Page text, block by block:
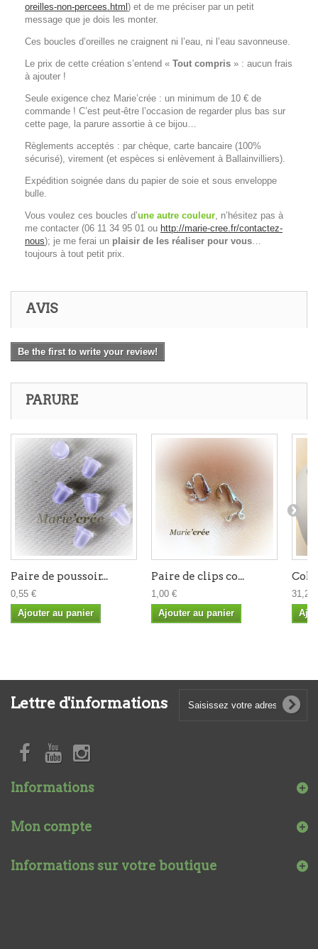
oreilles-non-percees.html ) et de me préciser par un petit
message que je dois les monter.
Ces boucles d’oreilles ne craignent ni l’eau, ni l’eau savonneuse.
Le prix de cette création s’entend « Tout compris » : aucun frais
à ajouter !
Seule exigence chez Marie’crée : un minimum de 10 € de
commande ! C’est peut-être l’occasion de regarder plus bas sur
cette page, la parure assortie à ce bijou…
Règlements acceptés : par chèque, carte bancaire (100%
sécurisé), virement (et espèces si enlèvement à Ballainvilliers).
Expédition soignée dans du papier de soie et sous enveloppe
bulle.
Vous voulez ces boucles d’une autre couleur, n’hésitez pas à
me contacter (06 11 34 95 01 ou http://marie-cree.fr/contactez-
nous); je me ferai un plaisir de les réaliser pour vous…
toujours à tout petit prix.
AVIS
Be the first to write your review!
PARURE
Paire de poussoir...
0,55 €
Ajouter au panier
Paire de clips co...
1,00 €
Ajouter au panier
31,20
Lettre d'informations
Informations
Mon compte
Informations sur votre boutique